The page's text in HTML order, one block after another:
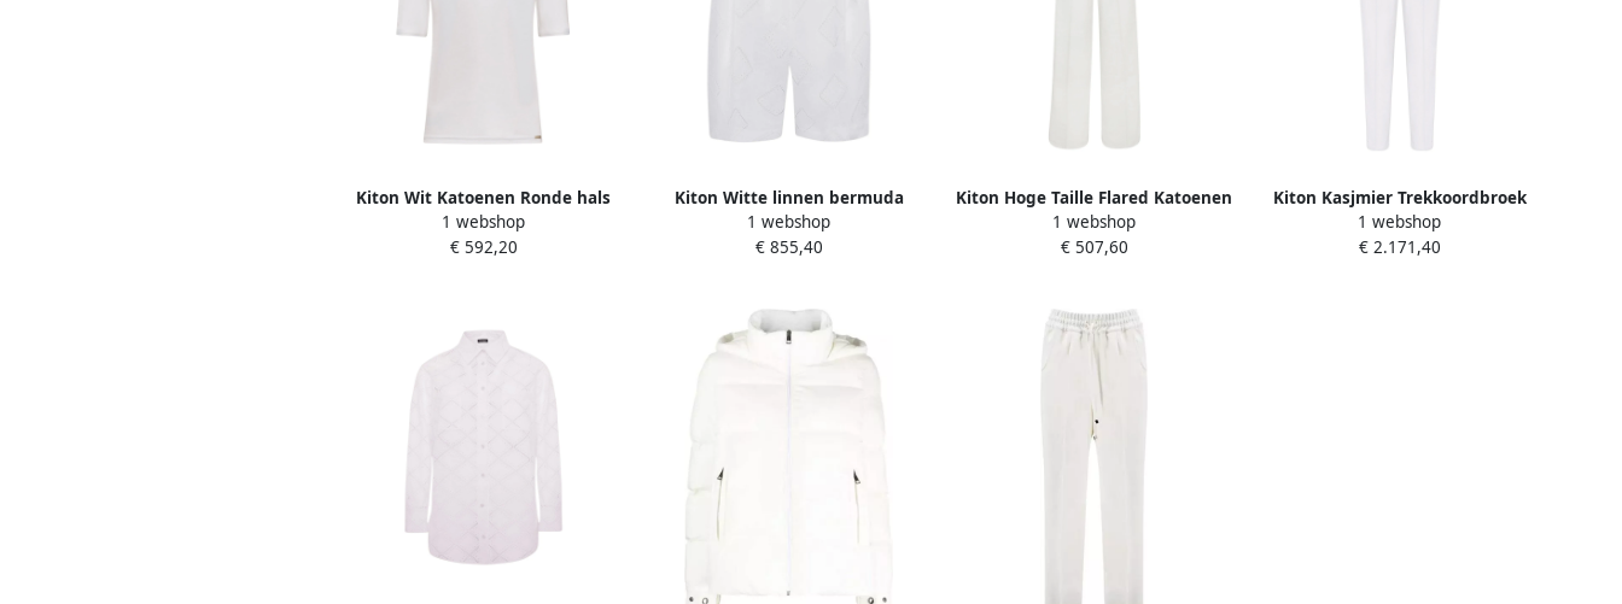
Kiton Wit Katoenen Ronde hals
Zak T-shirt White Dames
1 webshop
€ 592,20
Kiton Witte linnen bermuda
shorts met broderie anglaise
White Dames
1 webshop
€ 855,40
Kiton Hoge Taille Flared Katoenen
Jeans White Dames
1 webshop
€ 507,60
Kiton Kasjmier Trekkoordbroek
White Dames
1 webshop
€ 2.171,40